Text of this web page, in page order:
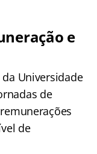
e
Universidade
de
de